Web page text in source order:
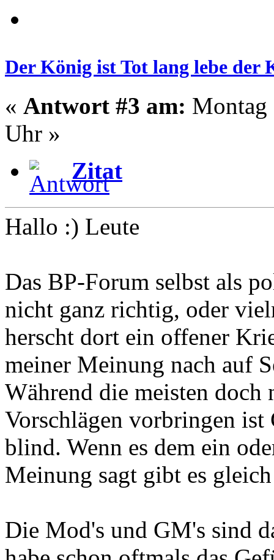
Der König ist Tot lang lebe der
« Antwort #3 am: Montag
Uhr »
Zitat
Hallo :) Leute
Das BP-Forum selbst als
nicht ganz richtig, oder
herscht dort ein offener
meiner Meinung nach auf
Während die meisten
Vorschlägen vorbringen
blind. Wenn es dem ein
Meinung sagt gibt es
Die Mod's und GM's sind